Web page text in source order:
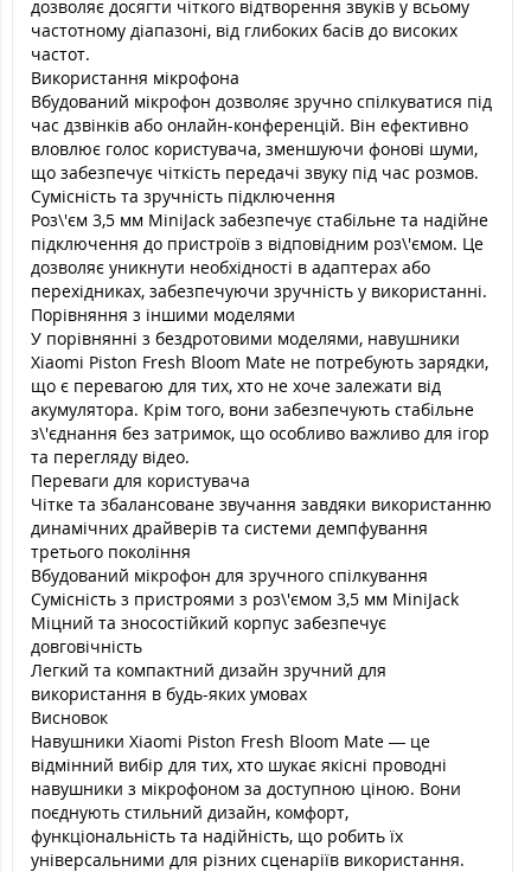
дозволяє досягти чіткого відтворення звуків у всьому
частотному діапазоні, від глибоких басів до високих
частот.
Використання мікрофона
Вбудований мікрофон дозволяє зручно спілкуватися під
час дзвінків або онлайн-конференцій. Він ефективно
вловлює голос користувача, зменшуючи фонові шуми,
що забезпечує чіткість передачі звуку під час розмов.
Сумісність та зручність підключення
Роз\'єм 3,5 мм MiniJack забезпечує стабільне та надійне
підключення до пристроїв з відповідним роз\'ємом. Це
дозволяє уникнути необхідності в адаптерах або
перехідниках, забезпечуючи зручність у використанні.
Порівняння з іншими моделями
У порівнянні з бездротовими моделями, навушники
Xiaomi Piston Fresh Bloom Mate не потребують зарядки,
що є перевагою для тих, хто не хоче залежати від
акумулятора. Крім того, вони забезпечують стабільне
з\'єднання без затримок, що особливо важливо для ігор
та перегляду відео.
Переваги для користувача
Чітке та збалансоване звучання завдяки використанню
динамічних драйверів та системи демпфування
третього покоління
Вбудований мікрофон для зручного спілкування
Сумісність з пристроями з роз\'ємом 3,5 мм MiniJack
Міцний та зносостійкий корпус забезпечує
довговічність
Легкий та компактний дизайн зручний для
використання в будь-яких умовах
Висновок
Навушники Xiaomi Piston Fresh Bloom Mate — це
відмінний вибір для тих, хто шукає якісні проводні
навушники з мікрофоном за доступною ціною. Вони
поєднують стильний дизайн, комфорт,
функціональність та надійність, що робить їх
універсальними для різних сценаріїв використання.